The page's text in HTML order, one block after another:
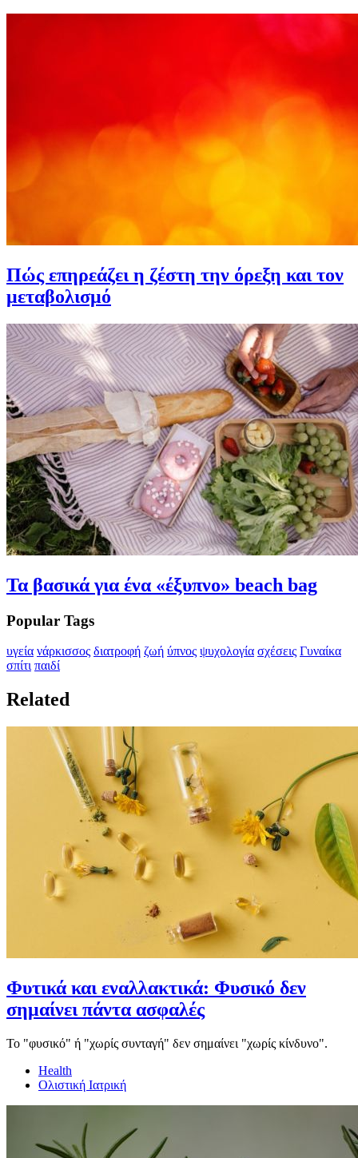
Πώς επηρεάζει η ζέστη την όρεξη και τον
μεταβολισμό
Τα βασικά για ένα «έξυπνο» beach bag
Popular Tags
υγεία νάρκισσος διατροφή ζωή ύπνος ψυχολογία σχέσεις Γυναίκα
σπίτι παιδί
Related
Φυτικά και εναλλακτικά: Φυσικό δεν
σημαίνει πάντα ασφαλές
Το "φυσικό" ή "χωρίς συνταγή" δεν σημαίνει "χωρίς κίνδυνο".
Health
Ολιστική Ιατρική